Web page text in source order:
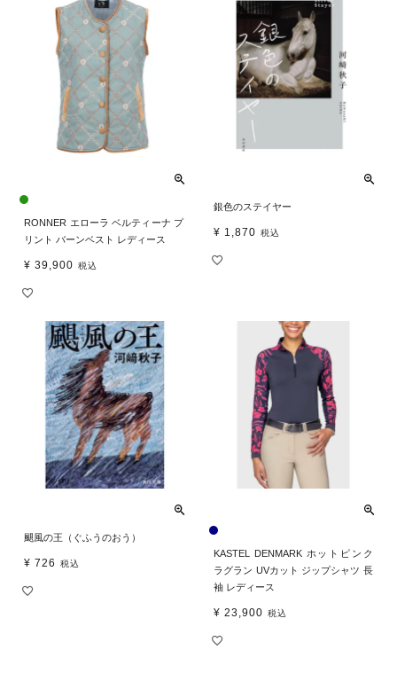
RONNER エローラ ベルティーナ プ
リント バーンベスト レディース
¥ 39,900 税込
銀色のステイヤー
¥ 1,870 税込
颶風の王（ぐふうのおう）
¥ 726 税込
KASTEL DENMARK ホットピンク
ラグラン UVカット ジップシャツ 長
袖 レディース
¥ 23,900 税込